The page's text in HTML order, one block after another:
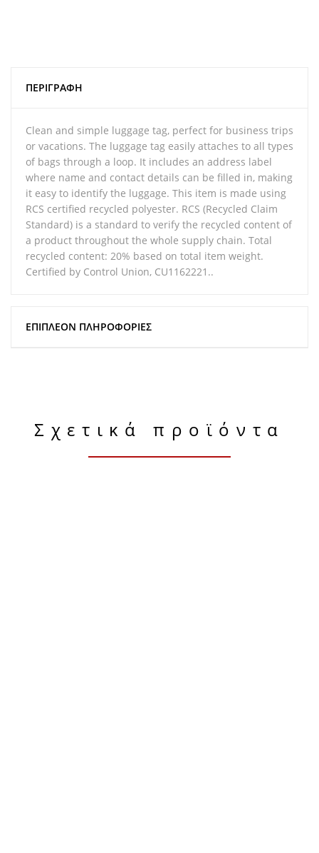
ΠΕΡΙΓΡΑΦΉ
Clean and simple luggage tag, perfect for business trips
or vacations. The luggage tag easily attaches to all types
of bags through a loop. It includes an address label
where name and contact details can be filled in, making
it easy to identify the luggage. This item is made using
RCS certified recycled polyester. RCS (Recycled Claim
Standard) is a standard to verify the recycled content of
a product throughout the whole supply chain. Total
recycled content: 20% based on total item weight.
Certified by Control Union, CU1162221..
ΕΠΙΠΛΈΟΝ ΠΛΗΡΟΦΟΡΊΕΣ
Σχετικά προϊόντα